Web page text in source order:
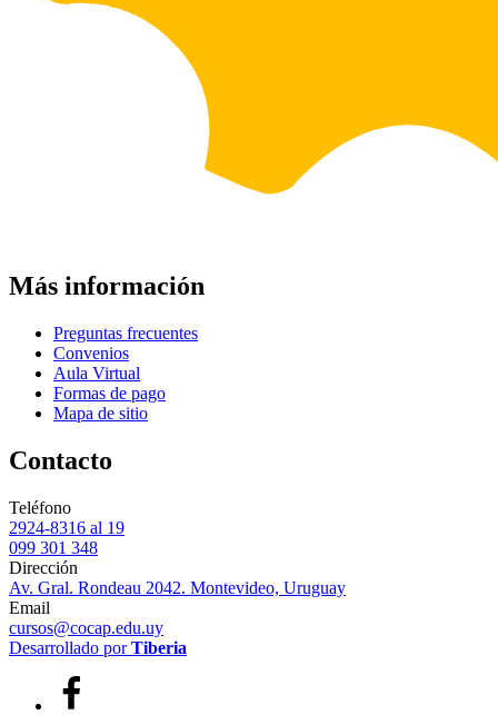
Más información
Preguntas frecuentes
Convenios
Aula Virtual
Formas de pago
Mapa de sitio
Contacto
Teléfono
2924-8316 al 19
099 301 348
Dirección
Av. Gral. Rondeau 2042. Montevideo, Uruguay
Email
cursos@cocap.edu.uy
Desarrollado porTiberia